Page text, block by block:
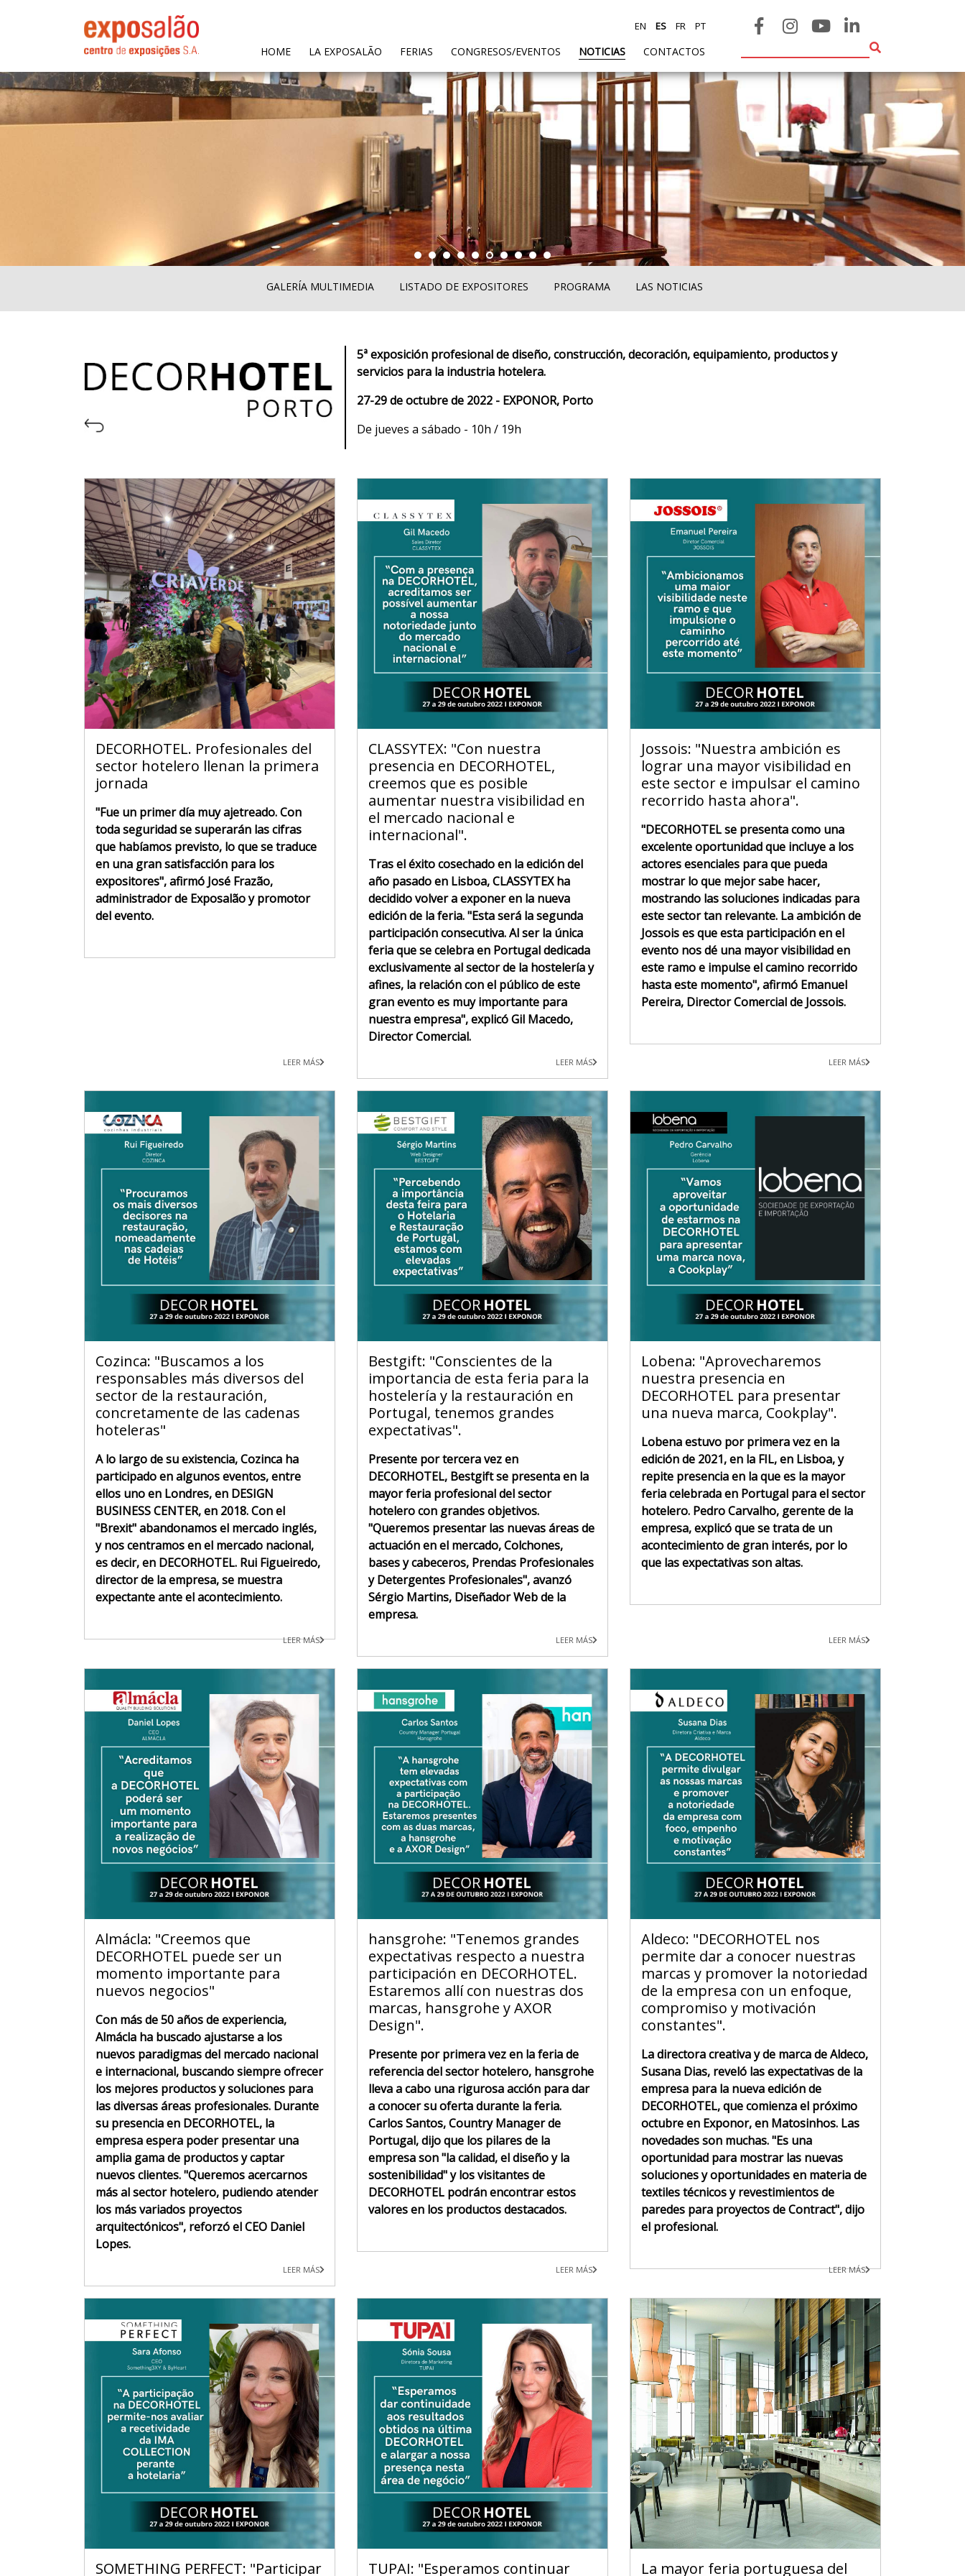
HOME(CURRENT)
LA EXPOSALÃO FERIAS CONGRESOS/EVENTOS NOTICIAS CONTACTOS
EN ES FR PT
GALERÍA MULTIMEDIA LISTADO DE EXPOSITORES PROGRAMA LAS NOTICIAS
5ª exposición profesional de diseño, construcción, decoración, equipamiento, productos y
servicios para la industria hotelera.
27-29 de octubre de 2022 - EXPONOR, Porto
De jueves a sábado - 10h / 19h
DECORHOTEL. Profesionales del
sector hotelero llenan la primera
jornada
"Fue un primer día muy ajetreado. Con
toda seguridad se superarán las cifras
que habíamos previsto, lo que se traduce
en una gran satisfacción para los
expositores", afirmó José Frazão,
administrador de Exposalão y promotor
del evento.
LEER MÁS
CLASSYTEX: "Con nuestra
presencia en DECORHOTEL,
creemos que es posible
aumentar nuestra visibilidad en
el mercado nacional e
internacional".
Tras el éxito cosechado en la edición del
año pasado en Lisboa, CLASSYTEX ha
decidido volver a exponer en la nueva
edición de la feria. "Esta será la segunda
participación consecutiva. Al ser la única
feria que se celebra en Portugal dedicada
exclusivamente al sector de la hostelería y
afines, la relación con el público de este
gran evento es muy importante para
nuestra empresa", explicó Gil Macedo,
Director Comercial.
LEER MÁS
Jossois: "Nuestra ambición es
lograr una mayor visibilidad en
este sector e impulsar el camino
recorrido hasta ahora".
"DECORHOTEL se presenta como una
excelente oportunidad que incluye a los
actores esenciales para que pueda
mostrar lo que mejor sabe hacer,
mostrando las soluciones indicadas para
este sector tan relevante. La ambición de
Jossois es que esta participación en el
evento nos dé una mayor visibilidad en
este ramo e impulse el camino recorrido
hasta este momento", afirmó Emanuel
Pereira, Director Comercial de Jossois.
LEER MÁS
Cozinca: "Buscamos a los
responsables más diversos del
sector de la restauración,
concretamente de las cadenas
hoteleras"
A lo largo de su existencia, Cozinca ha
participado en algunos eventos, entre
ellos uno en Londres, en DESIGN
BUSINESS CENTER, en 2018. Con el
"Brexit" abandonamos el mercado inglés,
y nos centramos en el mercado nacional,
es decir, en DECORHOTEL. Rui Figueiredo,
director de la empresa, se muestra
expectante ante el acontecimiento.
LEER MÁS
Bestgift: "Conscientes de la
importancia de esta feria para la
hostelería y la restauración en
Portugal, tenemos grandes
expectativas".
Presente por tercera vez en
DECORHOTEL, Bestgift se presenta en la
mayor feria profesional del sector
hotelero con grandes objetivos.
"Queremos presentar las nuevas áreas de
actuación en el mercado, Colchones,
bases y cabeceros, Prendas Profesionales
y Detergentes Profesionales", avanzó
Sérgio Martins, Diseñador Web de la
empresa.
LEER MÁS
Lobena: "Aprovecharemos
nuestra presencia en
DECORHOTEL para presentar
una nueva marca, Cookplay".
Lobena estuvo por primera vez en la
edición de 2021, en la FIL, en Lisboa, y
repite presencia en la que es la mayor
feria celebrada en Portugal para el sector
hotelero. Pedro Carvalho, gerente de la
empresa, explicó que se trata de un
acontecimiento de gran interés, por lo
que las expectativas son altas.
LEER MÁS
Almácla: "Creemos que
DECORHOTEL puede ser un
momento importante para
nuevos negocios"
Con más de 50 años de experiencia,
Almácla ha buscado ajustarse a los
nuevos paradigmas del mercado nacional
e internacional, buscando siempre ofrecer
los mejores productos y soluciones para
las diversas áreas profesionales. Durante
su presencia en DECORHOTEL, la
empresa espera poder presentar una
amplia gama de productos y captar
nuevos clientes. "Queremos acercarnos
más al sector hotelero, pudiendo atender
los más variados proyectos
arquitectónicos", reforzó el CEO Daniel
Lopes.
LEER MÁS
hansgrohe: "Tenemos grandes
expectativas respecto a nuestra
participación en DECORHOTEL.
Estaremos allí con nuestras dos
marcas, hansgrohe y AXOR
Design".
Presente por primera vez en la feria de
referencia del sector hotelero, hansgrohe
lleva a cabo una rigurosa acción para dar
a conocer su oferta durante la feria.
Carlos Santos, Country Manager de
Portugal, dijo que los pilares de la
empresa son "la calidad, el diseño y la
sostenibilidad" y los visitantes de
DECORHOTEL podrán encontrar estos
valores en los productos destacados.
LEER MÁS
Aldeco: "DECORHOTEL nos
permite dar a conocer nuestras
marcas y promover la notoriedad
de la empresa con un enfoque,
compromiso y motivación
constantes".
La directora creativa y de marca de Aldeco,
Susana Dias, reveló las expectativas de la
empresa para la nueva edición de
DECORHOTEL, que comienza el próximo
octubre en Exponor, en Matosinhos. Las
novedades son muchas. "Es una
oportunidad para mostrar las nuevas
soluciones y oportunidades en materia de
textiles técnicos y revestimientos de
paredes para proyectos de Contract", dijo
el profesional.
LEER MÁS
SOMETHING PERFECT: "Participar TUPAI: "Esperamos continuar La mayor feria portuguesa del